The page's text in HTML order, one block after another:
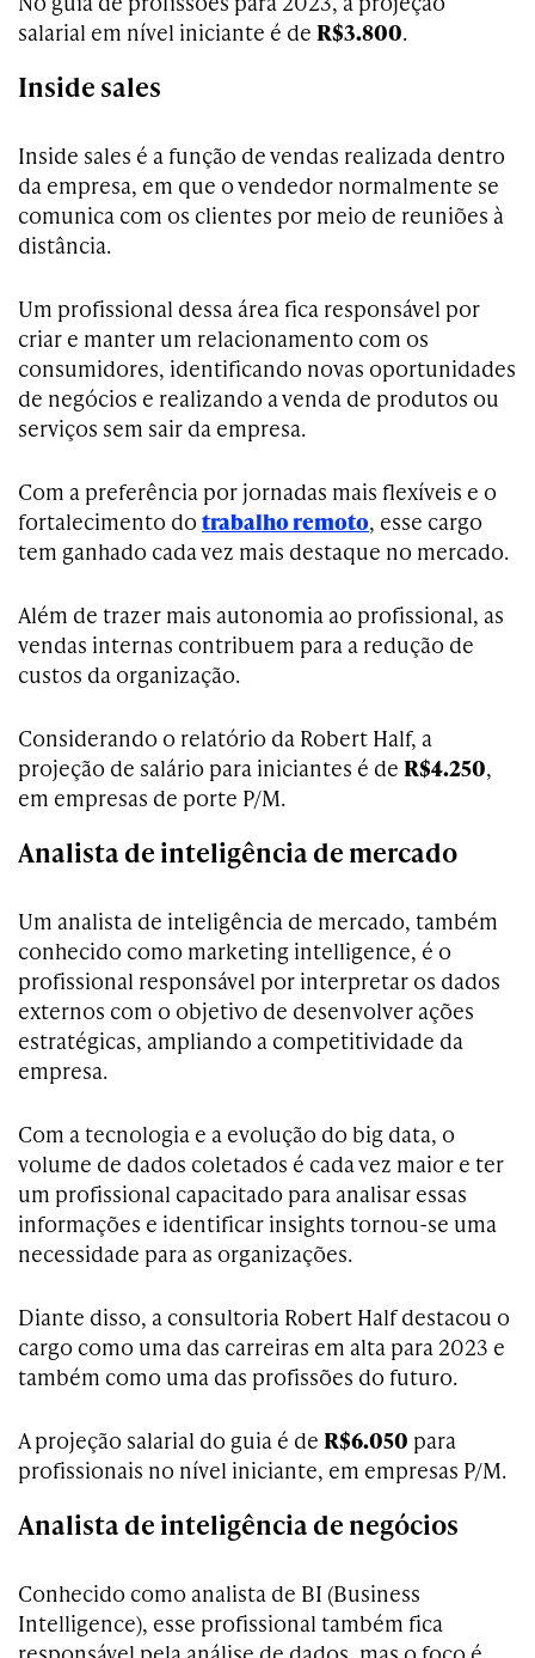
salarial em nível iniciante é de R$3.800.
Inside sales
Inside sales é a função de vendas realizada dentro
da empresa, em que o vendedor normalmente se
comunica com os clientes por meio de reuniões à
distância.
Um profissional dessa área fica responsável por
criar e manter um relacionamento com os
consumidores, identificando novas oportunidades
de negócios e realizando a venda de produtos ou
serviços sem sair da empresa.
Com a preferência por jornadas mais flexíveis e o
fortalecimento do trabalho remoto, esse cargo
tem ganhado cada vez mais destaque no mercado.
Além de trazer mais autonomia ao profissional, as
vendas internas contribuem para a redução de
custos da organização.
Considerando o relatório da Robert Half, a
projeção de salário para iniciantes é de R$4.250,
em empresas de porte P/M.
Analista de inteligência de mercado
Um analista de inteligência de mercado, também
conhecido como marketing intelligence, é o
profissional responsável por interpretar os dados
externos com o objetivo de desenvolver ações
estratégicas, ampliando a competitividade da
empresa.
Com a tecnologia e a evolução do big data, o
volume de dados coletados é cada vez maior e ter
um profissional capacitado para analisar essas
informações e identificar insights tornou-se uma
necessidade para as organizações.
Diante disso, a consultoria Robert Half destacou o
cargo como uma das carreiras em alta para 2023 e
também como uma das profissões do futuro.
A projeção salarial do guia é de R$6.050 para
profissionais no nível iniciante, em empresas P/M.
Analista de inteligência de negócios
Conhecido como analista de BI (Business
Intelligence), esse profissional também fica